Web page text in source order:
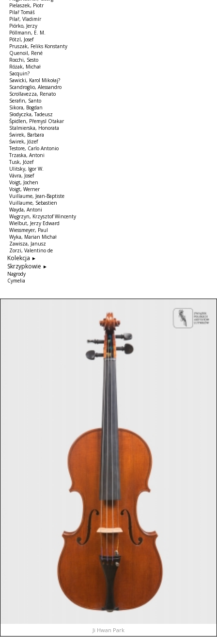
Pielaszek, Piotr
Pilař Tomáš
Pilař, Vladimír
Piórko, Jerzy
Pöllmann, E. M.
Pötzl, Josef
Pruszak, Feliks Konstanty
Quenoil, René
Rocchi, Sesto
Różak, Michał
Sacquin?
Sawicki, Karol Mikołaj?
Scandroglio, Alessandro
Scrollavezza, Renato
Serafin, Santo
Sikora, Bogdan
Słodyczka, Tadeusz
Špidlen, Přemysl Otakar
Stalmierska, Honorata
Świrek, Barbara
Świrek, Józef
Testore, Carlo Antonio
Trzaska, Antoni
Tusk, Józef
Ulitsky, Igor W.
Vávra, Josef
Voigt, Jochen
Voigt, Werner
Vuillaume, Jean-Baptiste
Vuillaume, Sebastien
Wayda, Antoni
Węgrzyn, Krzysztof Wincenty
Wielbut, Jerzy Edward
Wiessmeyer, Paul
Wyka, Marian Michał
Zawisza, Janusz
Zorzi, Valentino de
Kolekcja
Skrzypkowie
Nagrody
Cymelia
Ji Hwan Park